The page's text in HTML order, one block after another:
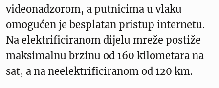
videonadzorom, a putnicima u vlaku
omogućen je besplatan pristup internetu.
Na elektrificiranom dijelu mreže postiže
maksimalnu brzinu od 160 kilometara na
sat, a na neelektrificiranom od 120 km.